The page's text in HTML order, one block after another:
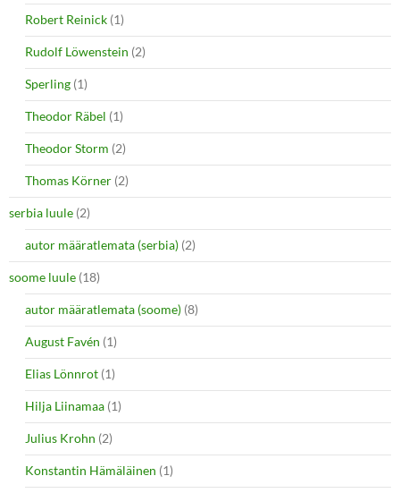
Robert Reinick (1)
Rudolf Löwenstein (2)
Sperling (1)
Theodor Räbel (1)
Theodor Storm (2)
Thomas Körner (2)
serbia luule (2)
autor määratlemata (serbia) (2)
soome luule (18)
autor määratlemata (soome) (8)
August Favén (1)
Elias Lönnrot (1)
Hilja Liinamaa (1)
Julius Krohn (2)
Konstantin Hämäläinen (1)